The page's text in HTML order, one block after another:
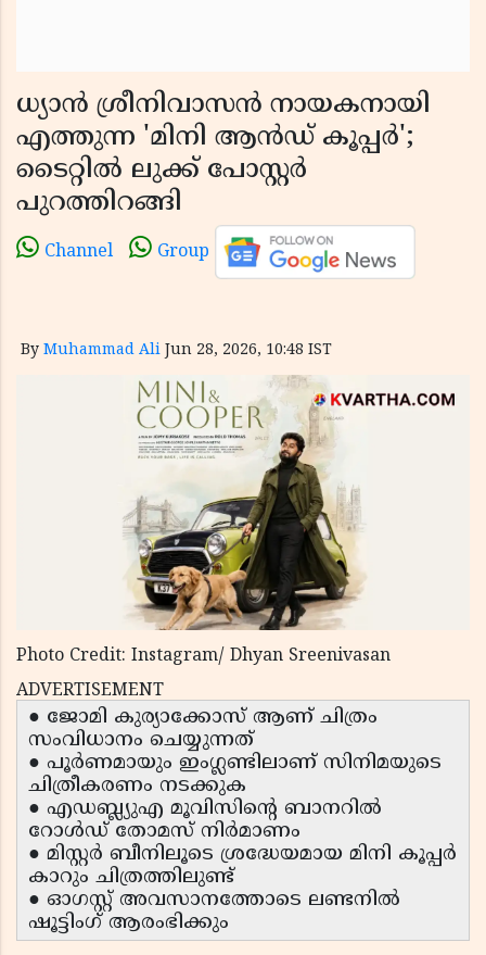
ധ്യാൻ ശ്രീനിവാസൻ നായകനായി
എത്തുന്ന 'മിനി ആൻഡ് കൂപ്പർ';
ടൈറ്റിൽ ലുക്ക് പോസ്റ്റർ
പുറത്തിറങ്ങി
Channel Group
By Muhammad Ali Jun 28, 2026, 10:48 IST
Photo Credit: Instagram/ Dhyan Sreenivasan
ADVERTISEMENT
● ജോമി കുര്യാക്കോസ് ആണ് ചിത്രം
സംവിധാനം ചെയ്യുന്നത്
● പൂർണമായും ഇംഗ്ലണ്ടിലാണ് സിനിമയുടെ
ചിത്രീകരണം നടക്കുക
● എഡബ്ല്യുഎ മൂവിസിൻ്റെ ബാനറിൽ
റോൾഡ് തോമസ് നിർമാണം
● മിസ്റ്റർ ബീനിലൂടെ ശ്രദ്ധേയമായ മിനി കൂപ്പർ
കാറും ചിത്രത്തിലുണ്ട്
● ഓഗസ്റ്റ് അവസാനത്തോടെ ലണ്ടനിൽ
ഷൂട്ടിംഗ് ആരംഭിക്കും